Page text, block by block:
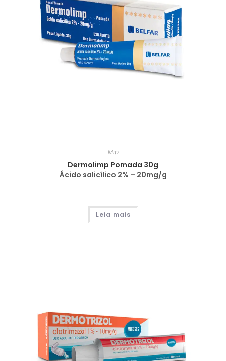
Mip
Dermolimp Pomada 30g
Ácido salicílico 2% – 20mg/g
Leia mais